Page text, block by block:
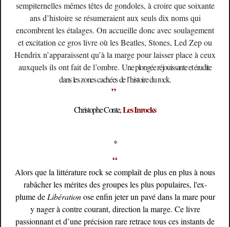
sempiternelles mêmes têtes de gondoles, à croire que soixante
ans d’histoire se résumeraient aux seuls dix noms qui
encombrent les étalages. On accueille donc avec soulagement
et excitation ce gros livre où les Beatles, Stones, Led Zep ou
Hendrix n’apparaissent qu’à la marge pour laisser place à ceux
auxquels ils ont fait de l’ombre.Une plongée réjouissante et érudite
dans les zones cachées de l’histoire du rock.
”
Christophe Conte,Les Inrocks
*
“
Alors que la littérature rock se complaît de plus en plus à nous
rabâcher les mérites des groupes les plus populaires, l'ex-
plume de Libérationose enfin jeter un pavé dans la mare pour
y nager à contre courant, direction la marge. Ce livre
passionnant et d’une précision rare retrace tous ces instants de